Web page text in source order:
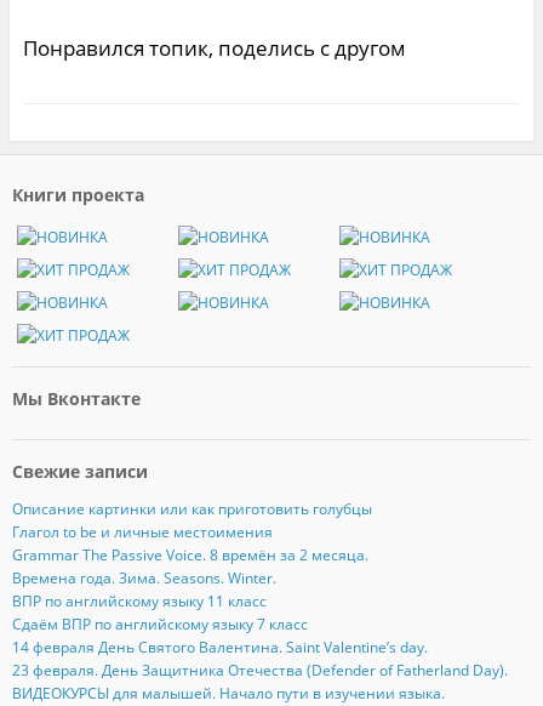
Понравился топик, поделись с другом
Книги проекта
Мы Вконтакте
Свежие записи
Описание картинки или как приготовить голубцы
Глагол to be и личные местоимения
Grammar The Passive Voice. 8 времён за 2 месяца.
Времена года. Зима. Seasons. Winter.
ВПР по английскому языку 11 класс
Сдаём ВПР по английскому языку 7 класс
14 февраля День Святого Валентина. Saint Valentine’s day.
23 февраля. День Защитника Отечества (Defender of Fatherland Day).
ВИДЕОКУРСЫ для малышей. Начало пути в изучении языка.